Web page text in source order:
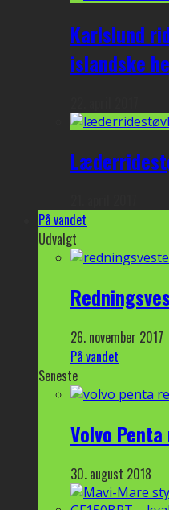
Karlslund
islandske
På vandet
Udvalgt
26. november 2017
På vandet
Seneste
Volvo
30. august 2018